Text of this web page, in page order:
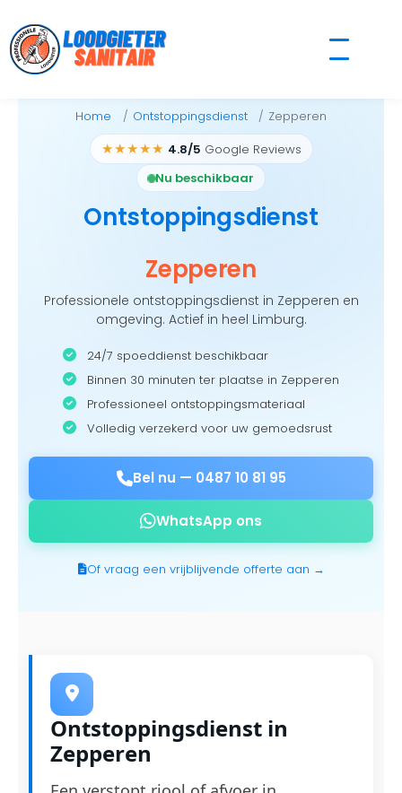
to
content
Home Ontstoppingsdienst Zepperen
★★★★★ 4.8/5 Google Reviews
Nu beschikbaar
Ontstoppingsdienst
Zepperen
Professionele ontstoppingsdienst in Zepperen en
omgeving. Actief in heel Limburg.
24/7 spoeddienst beschikbaar
Binnen 30 minuten ter plaatse in Zepperen
Professioneel ontstoppingsmateriaal
Volledig verzekerd voor uw gemoedsrust
Bel nu — 0487 10 81 95
WhatsApp ons
Of vraag een vrijblijvende offerte aan →
Ontstoppingsdienst in
Zepperen